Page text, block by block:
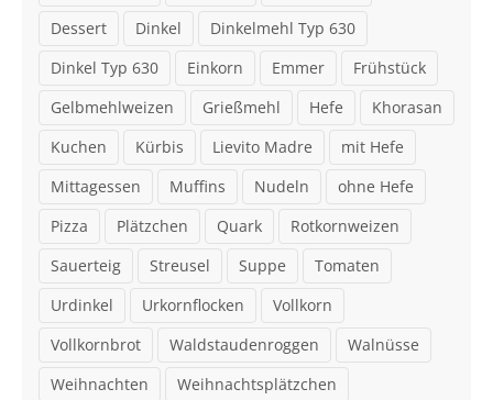
Dessert
Dinkel
Dinkelmehl Typ 630
Dinkel Typ 630
Einkorn Emmer
Frühstück
Gelbmehlweizen
Grießmehl Hefe
Khorasan
Kuchen
Kürbis Lievito Madre
mit Hefe
Mittagessen
Muffins Nudeln
ohne Hefe
Pizza
Plätzchen Quark
Rotkornweizen
Sauerteig
Streusel Suppe
Tomaten
Urdinkel
Urkornflocken
Vollkorn
Vollkornbrot
Waldstaudenroggen
Walnüsse
Weihnachten
Weihnachtsplätzchen